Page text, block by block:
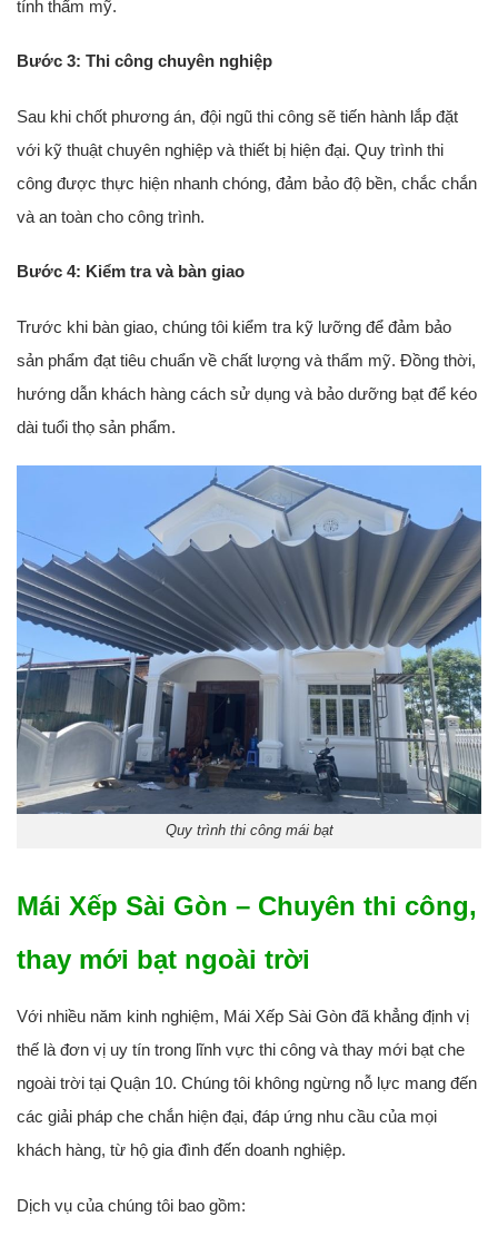
tính thẩm mỹ.
Bước 3: Thi công chuyên nghiệp
Sau khi chốt phương án, đội ngũ thi công sẽ tiến hành lắp đặt
với kỹ thuật chuyên nghiệp và thiết bị hiện đại. Quy trình thi
công được thực hiện nhanh chóng, đảm bảo độ bền, chắc chắn
và an toàn cho công trình.
Bước 4: Kiểm tra và bàn giao
Trước khi bàn giao, chúng tôi kiểm tra kỹ lưỡng để đảm bảo
sản phẩm đạt tiêu chuẩn về chất lượng và thẩm mỹ. Đồng thời,
hướng dẫn khách hàng cách sử dụng và bảo dưỡng bạt để kéo
dài tuổi thọ sản phẩm.
Quy trình thi công mái bạt
Mái Xếp Sài Gòn – Chuyên thi công,
thay mới bạt ngoài trời
Với nhiều năm kinh nghiệm, Mái Xếp Sài Gòn đã khẳng định vị
thế là đơn vị uy tín trong lĩnh vực thi công và thay mới bạt che
ngoài trời tại Quận 10. Chúng tôi không ngừng nỗ lực mang đến
các giải pháp che chắn hiện đại, đáp ứng nhu cầu của mọi
khách hàng, từ hộ gia đình đến doanh nghiệp.
Dịch vụ của chúng tôi bao gồm: